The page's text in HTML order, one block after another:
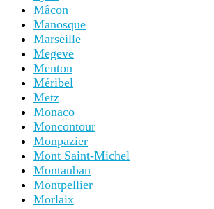
Mâcon
Manosque
Marseille
Megeve
Menton
Méribel
Metz
Monaco
Moncontour
Monpazier
Mont Saint-Michel
Montauban
Montpellier
Morlaix